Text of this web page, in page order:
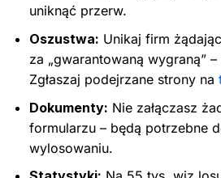
uniknąć przerw.
Oszustwa: Unikaj firm
za „gwarantowaną wygraną”
Zgłaszaj podejrzane strony na
Dokumenty: Nie załączasz
formularzu – będą potrzebne
wylosowaniu.